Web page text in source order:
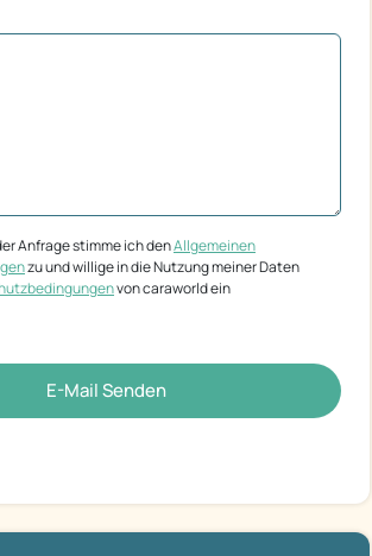
Anfrage stimme ich denAllgemeinen
zu und willige in die Nutzung meiner Daten
von caraworld ein
E-Mail Senden